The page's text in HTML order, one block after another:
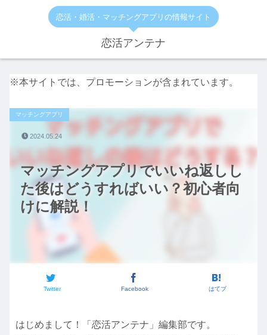
恋活・婚活・マッチングアプリの情報サイト
恋活アンテナ
※本サイトでは、プロモーションが含まれています。
マッチングアプリでいいね返しし
た後はどうすればいい？初心者向
けに解説！
マッチングアプリ
Twitter Facebook はてブ
2024.05.24
はじめまして！「恋活アンテナ」編集部です。